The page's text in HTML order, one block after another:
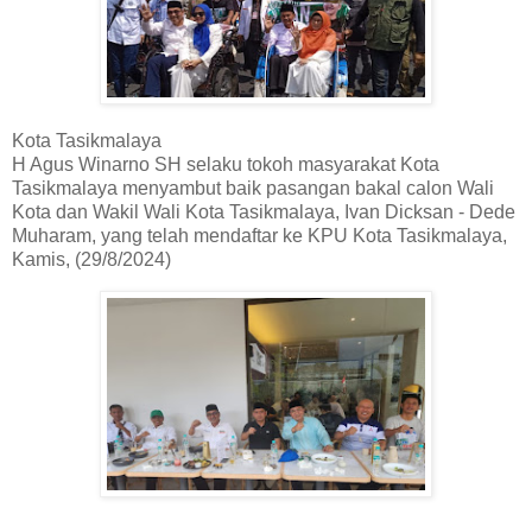
Kota Tasikmalaya
H Agus Winarno SH selaku tokoh masyarakat Kota
Tasikmalaya menyambut baik pasangan bakal calon Wali
Kota dan Wakil Wali Kota Tasikmalaya, Ivan Dicksan - Dede
Muharam, yang telah mendaftar ke KPU Kota Tasikmalaya,
Kamis, (29/8/2024)